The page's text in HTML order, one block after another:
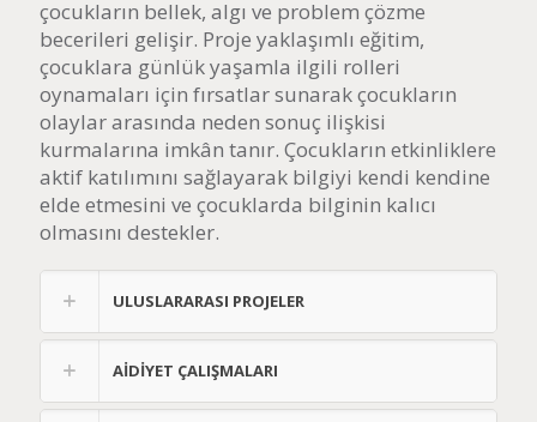
çocukların bellek, algı ve problem çözme
becerileri gelişir. Proje yaklaşımlı eğitim,
çocuklara günlük yaşamla ilgili rolleri
oynamaları için fırsatlar sunarak çocukların
olaylar arasında neden sonuç ilişkisi
kurmalarına imkân tanır. Çocukların etkinliklere
aktif katılımını sağlayarak bilgiyi kendi kendine
elde etmesini ve çocuklarda bilginin kalıcı
olmasını destekler.
ULUSLARARASI PROJELER
AİDİYET ÇALIŞMALARI